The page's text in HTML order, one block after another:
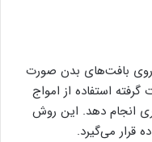
روی بافت‌های بدن صورت
استفاده از امواج
انجام دهد. این روش
قرار می‌گیرد.